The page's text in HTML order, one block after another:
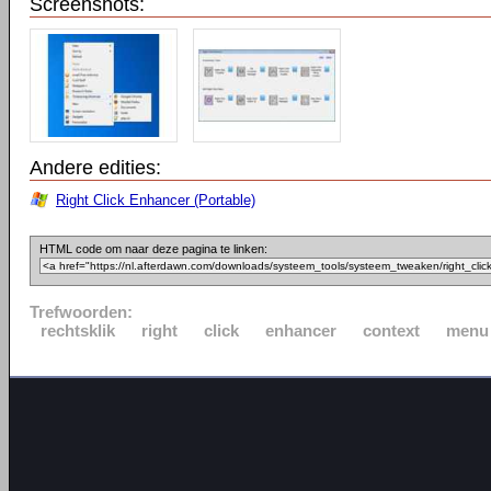
Screenshots:
Andere edities:
Right Click Enhancer (Portable)
HTML code om naar deze pagina te linken:
Trefwoorden:
rechtsklik
right click enhancer context menu